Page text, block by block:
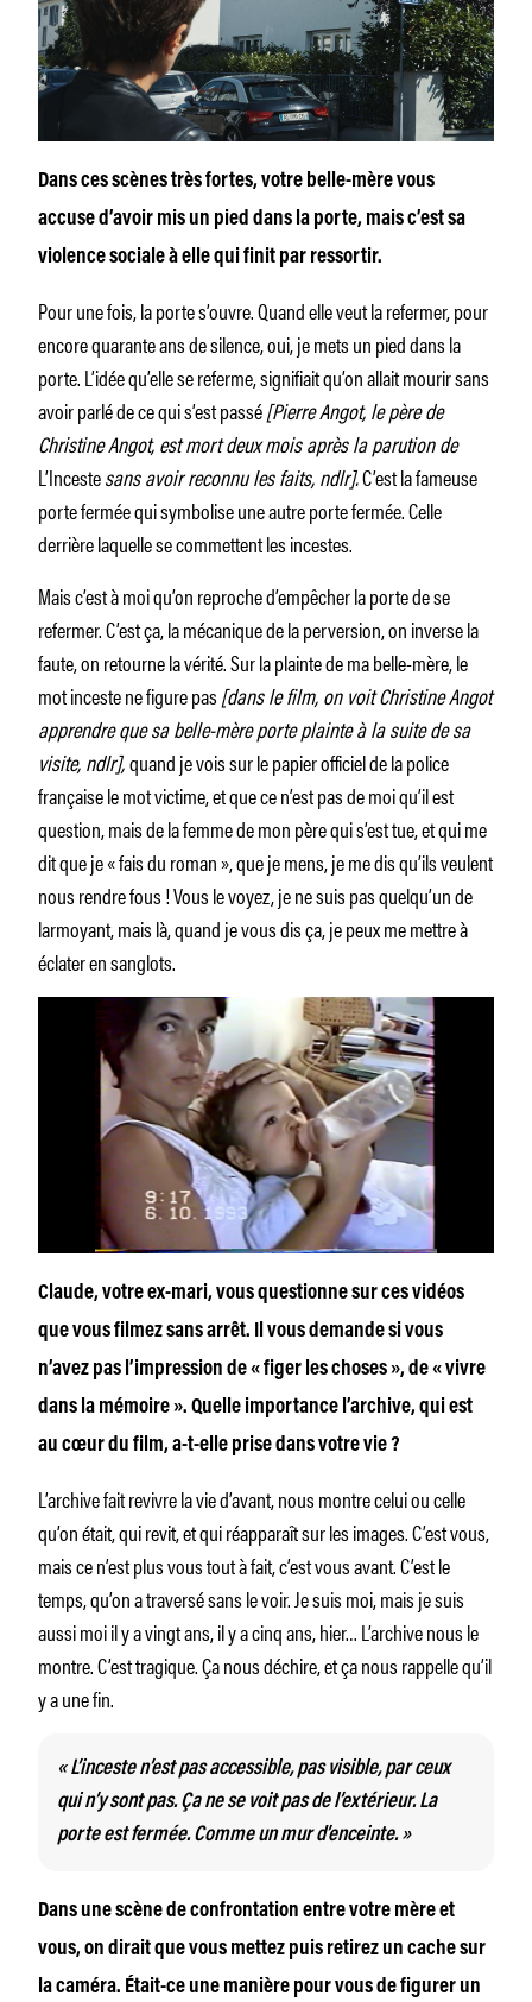
Dans ces scènes très fortes, votre belle-mère vous
accuse d’avoir mis un pied dans la porte, mais c’est sa
violence sociale à elle qui finit par ressortir.
Pour une fois, la porte s’ouvre. Quand elle veut la refermer, pour
encore quarante ans de silence, oui, je mets un pied dans la
porte. L’idée qu’elle se referme, signifiait qu’on allait mourir sans
avoir parlé de ce qui s’est passé[Pierre Angot, le père de
Christine Angot, est mort deux mois après la parution de
L’Incestesans avoir reconnu les faits, ndlr].C’est la fameuse
porte fermée qui symbolise une autre porte fermée. Celle
derrière laquelle se commettent les incestes.
Mais c’est à moi qu’on reproche d’empêcher la porte de se
refermer. C’est ça, la mécanique de la perversion, on inverse la
faute, on retourne la vérité. Sur la plainte de ma belle-mère, le
mot inceste ne figure pas[dans le film, on voit Christine Angot
apprendre que sa belle-mère porte plainte à la suite de sa
visite, ndlr],quand je vois sur le papier officiel de la police
française le mot victime, et que ce n’est pas de moi qu’il est
question, mais de la femme de mon père qui s’est tue, et qui me
dit que je « fais du roman », que je mens, je me dis qu’ils veulent
nous rendre fous ! Vous le voyez, je ne suis pas quelqu’un de
larmoyant, mais là, quand je vous dis ça, je peux me mettre à
éclater en sanglots.
Claude, votre ex-mari, vous questionne sur ces vidéos
que vous filmez sans arrêt. Il vous demande si vous
n’avez pas l’impression de « figer les choses », de « vivre
dans la mémoire ». Quelle importance l’archive, qui est
au cœur du film, a-t-elle prise dans votre vie ?
L’archive fait revivre la vie d’avant, nous montre celui ou celle
qu’on était, qui revit, et qui réapparaît sur les images. C’est vous,
mais ce n’est plus vous tout à fait, c’est vous avant. C’est le
temps, qu’on a traversé sans le voir. Je suis moi, mais je suis
aussi moi il y a vingt ans, il y a cinq ans, hier… L’archive nous le
montre. C’est tragique. Ça nous déchire, et ça nous rappelle qu’il
y a une fin.
« L’inceste n’est pas accessible, pas visible, par ceux
qui n’y sont pas. Ça ne se voit pas de l’extérieur. La
porte est fermée. Comme un mur d’enceinte. »
Dans une scène de confrontation entre votre mère et
vous, on dirait que vous mettez puis retirez un cache sur
la caméra. Était-ce une manière pour vous de figurer un